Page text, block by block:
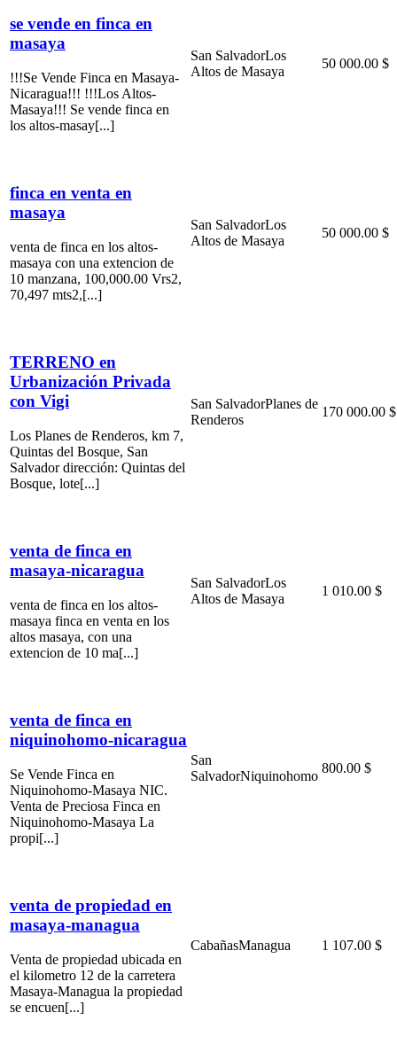
se vende en finca en
masaya
!!!Se Vende Finca en Masaya-
Nicaragua!!! !!!Los Altos-
Masaya!!! Se vende finca en
los altos-masay[...]
San SalvadorLos
Altos de Masaya
50 000.00 $
finca en venta en
masaya
venta de finca en los altos-
masaya con una extencion de
10 manzana, 100,000.00 Vrs2,
70,497 mts2,[...]
San SalvadorLos
Altos de Masaya
50 000.00 $
TERRENO en
Urbanización Privada
con Vigi
Los Planes de Renderos, km 7,
Quintas del Bosque, San
Salvador dirección: Quintas del
Bosque, lote[...]
San SalvadorPlanes de
Renderos
170 000.00 $
venta de finca en
masaya-nicaragua
venta de finca en los altos-
masaya finca en venta en los
altos masaya, con una
extencion de 10 ma[...]
San SalvadorLos
Altos de Masaya
1 010.00 $
venta de finca en
niquinohomo-nicaragua
Se Vende Finca en
Niquinohomo-Masaya NIC.
Venta de Preciosa Finca en
Niquinohomo-Masaya La
propi[...]
San
SalvadorNiquinohomo
800.00 $
venta de propiedad en
masaya-managua
Venta de propiedad ubicada en
el kilometro 12 de la carretera
Masaya-Managua la propiedad
se encuen[...]
CabañasManagua 1 107.00 $